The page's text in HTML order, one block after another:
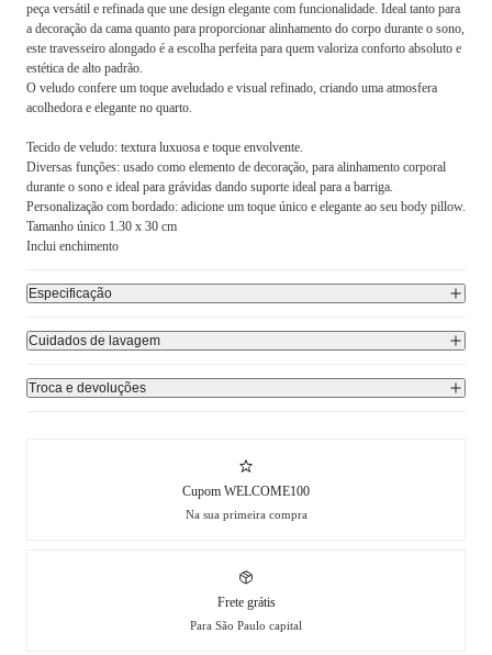
peça versátil e refinada que une design elegante com funcionalidade. Ideal tanto para
a decoração da cama quanto para proporcionar alinhamento do corpo durante o sono,
este travesseiro alongado é a escolha perfeita para quem valoriza conforto absoluto e
estética de alto padrão.
O veludo confere um toque aveludado e visual refinado, criando uma atmosfera
acolhedora e elegante no quarto.
Tecido de veludo: textura luxuosa e toque envolvente.
Diversas funções: usado como elemento de decoração, para alinhamento corporal
durante o sono e ideal para grávidas dando suporte ideal para a barriga.
Personalização com bordado: adicione um toque único e elegante ao seu body pillow.
Tamanho único 1.30 x 30 cm
Inclui enchimento
Especificação
Cuidados de lavagem
Troca e devoluções
Cupom WELCOME100
Na sua primeira compra
Frete grátis
Para São Paulo capital